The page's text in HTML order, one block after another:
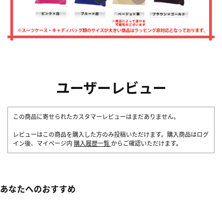
ユーザーレビュー
この商品に寄せられたカスタマーレビューはまだありません。
レビューはこの商品を購入した方のみ投稿いただけます。購入商品はログ
イン後、マイページ内 購入履歴一覧 からご確認いただけます。
あなたへのおすすめ